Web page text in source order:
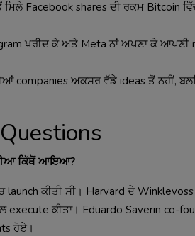
Facebook shares ਦੀ ਰਕਮ
ਖਰੀਦ ਕੇ ਅਤੇ Meta ਨਾਂ ਅਪਣਾ ਕੇ ਆਪਣੀ
companies ਅਕਸਰ ਵੱਡੇ ideas ਤੋਂ ਨਹੀਂ,
ਕਿੱਥੋਂ ਆਇਆ?
launch ਕੀਤੀ ਸੀ। Harvard ਦੇ
ਕੀਤਾ। Eduardo Saverin co-
ਹੋਏ।